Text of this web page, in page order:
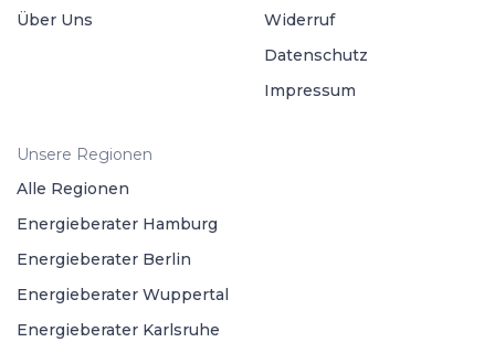
Über Uns
Widerruf
Datenschutz
Impressum
Unsere Regionen
Alle Regionen
Energieberater Hamburg
Energieberater Berlin
Energieberater Wuppertal
Energieberater Karlsruhe